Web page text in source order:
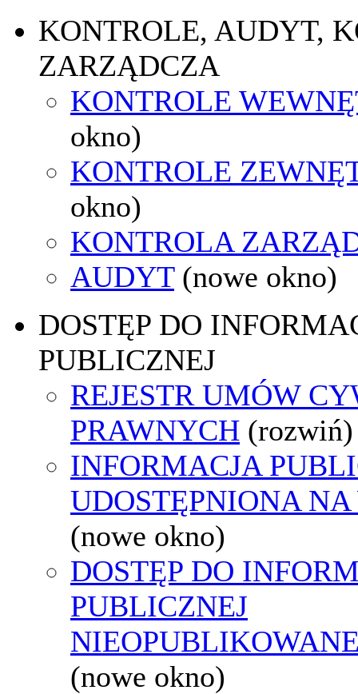
KONTROLE, AUDYT,
ZARZĄDCZA
KONTROLE
okno)
KONTROLE
okno)
KONTROLA
AUDYT (nowe okno)
DOSTĘP DO
PUBLICZNEJ
REJESTR UMÓW
PRAWNYCH (rozwiń)
INFORMACJA
UDOSTĘPNIONA
(nowe okno)
DOSTĘP DO
PUBLICZNEJ
(nowe okno)